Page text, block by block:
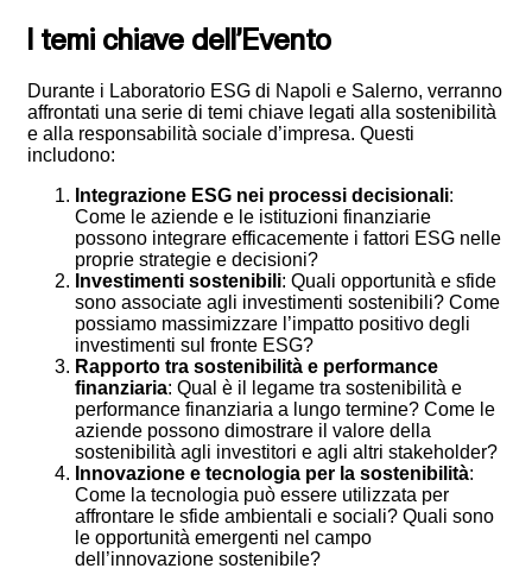
I temi chiave dell’Evento
Durante i Laboratorio ESG di Napoli e Salerno, verranno
affrontati una serie di temi chiave legati alla sostenibilità
e alla responsabilità sociale d’impresa. Questi
includono:
Integrazione ESG nei processi decisionali:
Come le aziende e le istituzioni finanziarie
possono integrare efficacemente i fattori ESG nelle
proprie strategie e decisioni?
Investimenti sostenibili: Quali opportunità e sfide
sono associate agli investimenti sostenibili? Come
possiamo massimizzare l’impatto positivo degli
investimenti sul fronte ESG?
Rapporto tra sostenibilità e performance
finanziaria: Qual è il legame tra sostenibilità e
performance finanziaria a lungo termine? Come le
aziende possono dimostrare il valore della
sostenibilità agli investitori e agli altri stakeholder?
Innovazione e tecnologia per la sostenibilità:
Come la tecnologia può essere utilizzata per
affrontare le sfide ambientali e sociali? Quali sono
le opportunità emergenti nel campo
dell’innovazione sostenibile?